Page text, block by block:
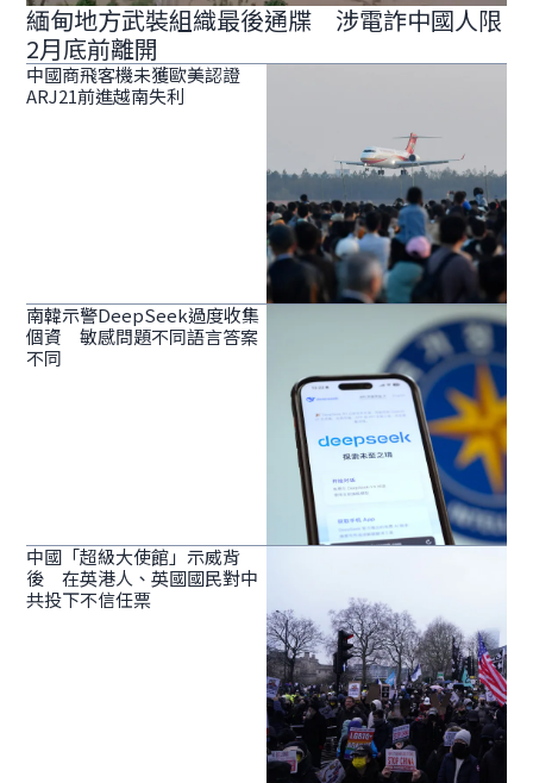
緬甸地方武裝組織最後通牒 涉電詐中國人限
2月底前離開
中國商飛客機未獲歐美認證
ARJ21前進越南失利
南韓示警DeepSeek過度收集
個資 敏感問題不同語言答案
不同
中國「超級大使館」示威背
後 在英港人、英國國民對中
共投下不信任票